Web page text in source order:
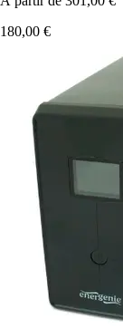
180,00 €